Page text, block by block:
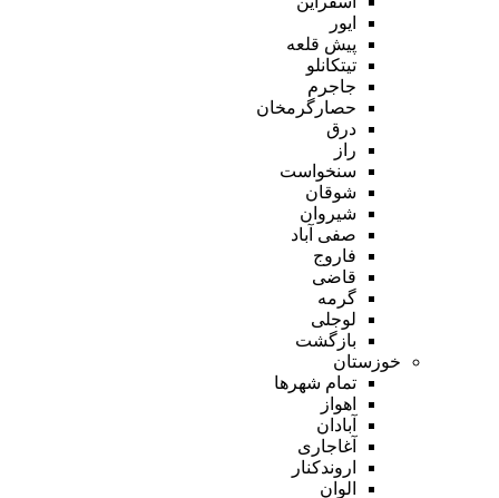
ایور
پیش قلعه
تیتکانلو
جاجرم
حصارگرمخان
درق
راز
سنخواست
شوقان
شیروان
صفی آباد
فاروج
قاضی
گرمه
لوجلی
بازگشت
خوزستان
تمام شهر‌ها
اهواز
آبادان
آغاجاری
اروندکنار
الوان